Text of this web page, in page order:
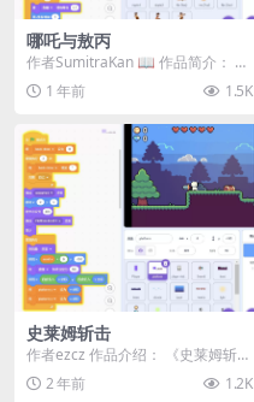
哪吒与敖丙
作者SumitraKan 📖 作品简介：​ 这
是一款以哪吒与敖丙为主题的互动
动画...1 年前 1.5K
史莱姆斩击
作者ezcz 作品介绍： 《史莱姆斩击
(Slime Slash)》是一款基于滚...
2 年前 1.2K